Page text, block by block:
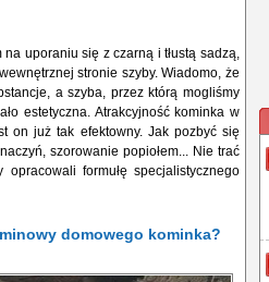
uporaniu się z czarną i tłustą sadzą,
stronie szyby. Wiadomo, że
a szyba, przez którą mogliśmy
estetyczna. Atrakcyjność kominka w
on już tak efektowny. Jak pozbyć się
szorowanie popiołem... Nie trać
formułę specjalistycznego
domowego kominka?